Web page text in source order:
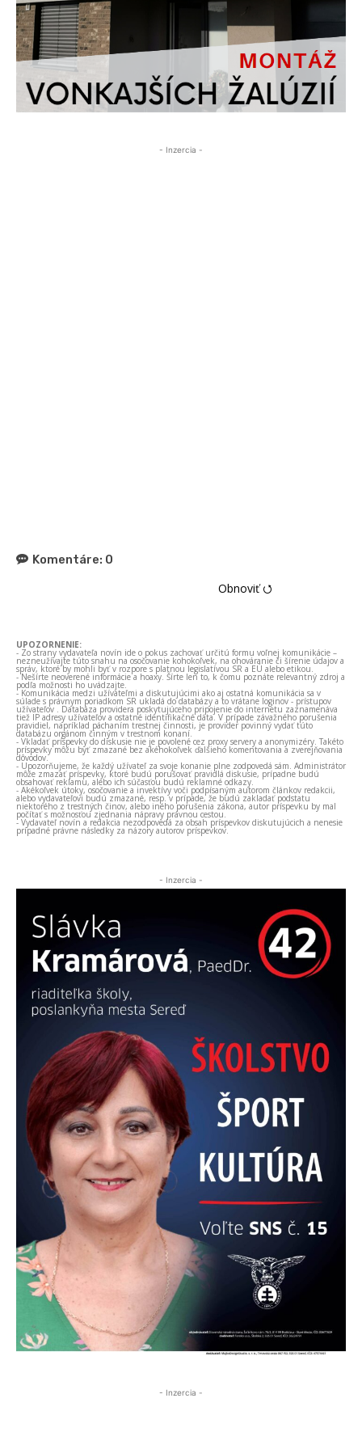
- Inzercia -
Komentáre: 0
Obnoviť ⭯
UPOZORNENIE:
- Zo strany vydavateľa novín ide o pokus zachovať určitú formu voľnej komunikácie –
nezneužívajte túto snahu na osočovanie kohokoľvek, na ohováranie či šírenie údajov a
správ, ktoré by mohli byť v rozpore s platnou legislatívou SR a EÚ alebo etikou.
- Nešírte neoverené informácie a hoaxy. Šírte len to, k čomu poznáte relevantný zdroj a
podľa možnosti ho uvádzajte.
- Komunikácia medzi užívateľmi a diskutujúcimi ako aj ostatná komunikácia sa v
súlade s právnym poriadkom SR ukladá do databázy a to vrátane loginov - prístupov
užívateľov . Databáza providera poskytujúceho pripojenie do internetu zaznamenáva
tiež IP adresy užívateľov a ostatné identifikačné dáta. V prípade závažného porušenia
pravidiel, napríklad páchaním trestnej činnosti, je provider povinný vydať túto
databázu orgánom činným v trestnom konaní.
- Vkladať príspevky do diskusie nie je povolené cez proxy servery a anonymizéry. Takéto
príspevky môžu byť zmazané bez akéhokoľvek ďalšieho komentovania a zverejňovania
dôvodov.
- Upozorňujeme, že každý užívateľ za svoje konanie plne zodpovedá sám. Administrátor
môže zmazať príspevky, ktoré budú porušovať pravidlá diskusie, prípadne budú
obsahovať reklamu, alebo ich súčasťou budú reklamné odkazy.
- Akékoľvek útoky, osočovanie a invektívy voči podpísaným autorom článkov redakcii,
alebo vydavateľovi budú zmazané, resp. v prípade, že budú zakladať podstatu
niektorého z trestných činov, alebo iného porušenia zákona, autor príspevku by mal
počítať s možnosťou zjednania nápravy právnou cestou.
- Vydavateľ novín a redakcia nezodpovedá za obsah príspevkov diskutujúcich a nenesie
prípadné právne následky za názory autorov príspevkov.
- Inzercia -
- Inzercia -